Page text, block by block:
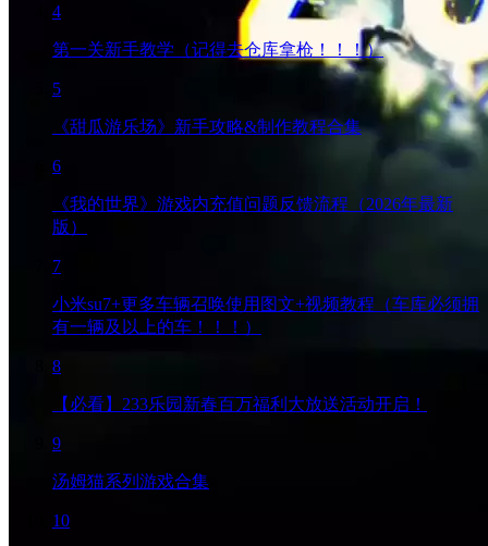
4
第一关新手教学（记得去仓库拿枪！！！）
5
《甜瓜游乐场》新手攻略&制作教程合集
6
《我的世界》游戏内充值问题反馈流程（2026年最新
版）
7
小米su7+更多车辆召唤使用图文+视频教程（车库必须拥
有一辆及以上的车！！！）
8
【必看】233乐园新春百万福利大放送活动开启！
9
汤姆猫系列游戏合集
10